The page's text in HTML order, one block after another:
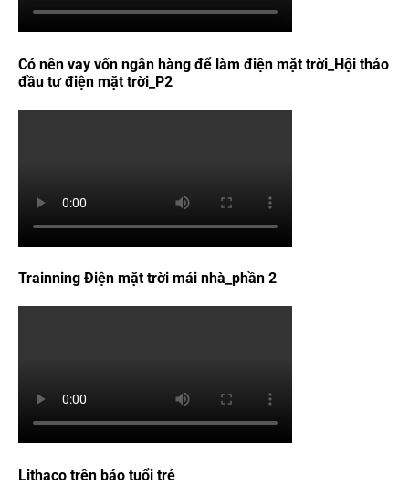
Có nên vay vốn ngân hàng để làm điện mặt trời_Hội thảo
đầu tư điện mặt trời_P2
Trainning Điện mặt trời mái nhà_phần 2
Lithaco trên báo tuổi trẻ